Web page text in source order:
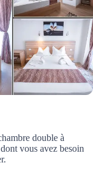
double à
vous avez besoin